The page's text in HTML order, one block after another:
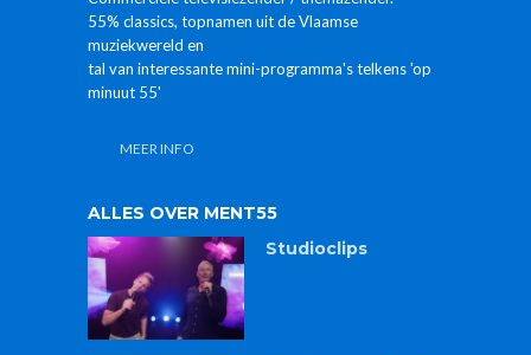
55% classics, topnamen uit de Vlaamse
muziekwereld en
tal van interessante mini-programma's telkens 'op
minuut 55'
MEER INFO
ALLES OVER MENT55
Studioclips